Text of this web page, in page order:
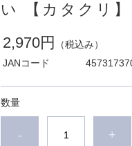
い 【カタクリ】
2,970円
（税込み）
JANコード
数量
- +